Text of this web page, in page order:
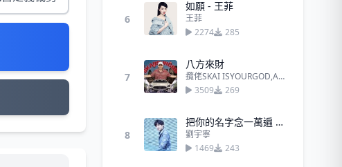
6
如願 - 王菲
王菲
2274
285
7
八方來財
攬佬SKAI ISYOURGOD,AR劉夫陽
3509
269
8
把你的名字念一萬遍 - 劉宇寧
劉宇寧
1469
243